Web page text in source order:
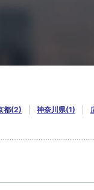
都(2) 神奈川県(1)